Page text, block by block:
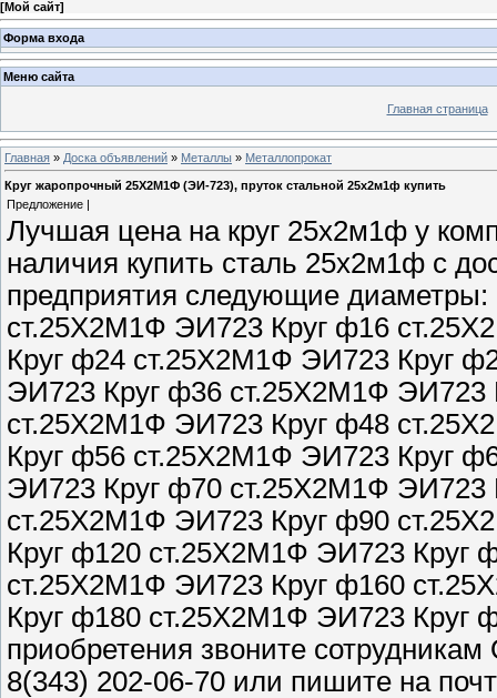
[Мой сайт]
Форма входа
Меню сайта
Главная страница
Главная » Доска объявлений » Металлы » Металлопрокат
Круг жаропрочный 25Х2М1Ф (ЭИ-723), пруток стальной 25х2м1ф купить
Предложение |
Лучшая цена на круг 25х2м1ф у
наличия купить сталь 25х2м1ф с
предприятия следующие
ст.25Х2М1Ф ЭИ723 Круг ф16
Круг ф24 ст.25Х2М1Ф ЭИ723 Круг
ЭИ723 Круг ф36 ст.25Х2М1Ф
ст.25Х2М1Ф ЭИ723 Круг ф48
Круг ф56 ст.25Х2М1Ф ЭИ723 Круг
ЭИ723 Круг ф70 ст.25Х2М1Ф
ст.25Х2М1Ф ЭИ723 Круг ф90
Круг ф120 ст.25Х2М1Ф ЭИ723 Круг
ст.25Х2М1Ф ЭИ723 Круг ф160
Круг ф180 ст.25Х2М1Ф ЭИ723 Круг
приобретения звоните
8(343) 202-06-70 или пишите на